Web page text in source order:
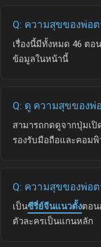
Q: ความสุขของพ่อ
เรื่องนี้มีทั้งหมด 46 ตอ
ข้อมูลในหน้านี้
Q: ดู ความสุขของพ่
สามารถกดดูจากปุ่มเ
รองรับมือถือและคอมพิ
Q: ความสุขของพ่อ
เป็นซีรี่ย์จีนแนวตั้งตอน
ตัวละครเป็นแกนหลัก